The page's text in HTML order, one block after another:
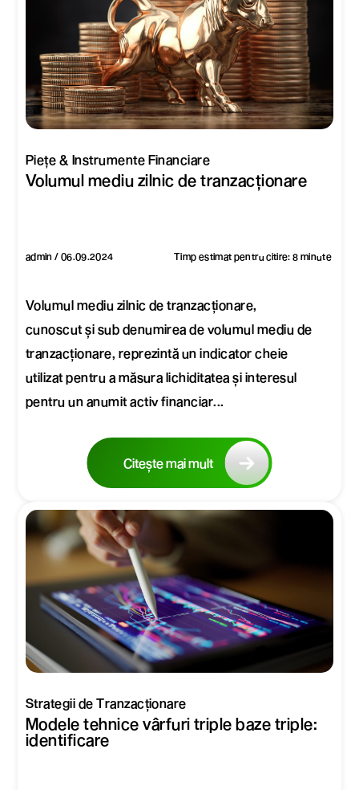
Piețe & Instrumente Financiare
Volumul mediu zilnic de tranzacționare
admin / 06.09.2024 Timp estimat pentru citire: 8 minute
Volumul mediu zilnic de tranzacționare,
cunoscut și sub denumirea de volumul mediu de
tranzacționare, reprezintă un indicator cheie
utilizat pentru a măsura lichiditatea și interesul
pentru un anumit activ financiar...
Citește mai mult
Strategii de Tranzacționare
Modele tehnice vârfuri triple baze triple:
identificare